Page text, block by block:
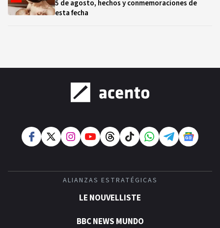
5 de agosto, hechos y conmemoraciones de
esta fecha
ALIANZAS ESTRATÉGICAS
LE NOUVELLISTE
BBC NEWS MUNDO